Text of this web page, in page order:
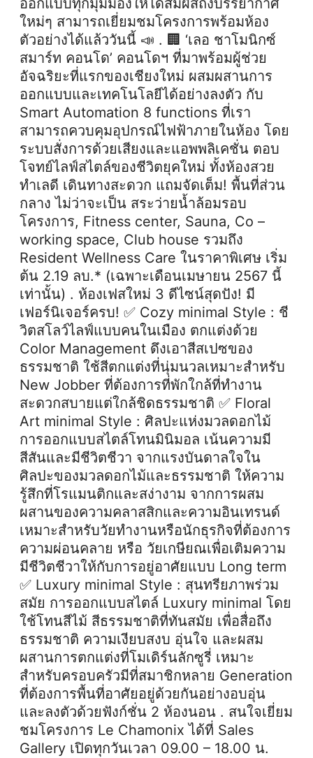
ออกแบบทุกมุมมองให้ได้สัมผัสถึงบรรยากาศ
ใหม่ๆ สามารถเยี่ยมชมโครงการพร้อมห้อง
ตัวอย่างได้แล้ววันนี้ 📣 . 🏢 ‘เลอ ชาโมนิกซ์
สมาร์ท คอนโด’ คอนโดฯ ที่มาพร้อมผู้ช่วย
อัจฉริยะที่แรกของเชียงใหม่ ผสมผสานการ
ออกแบบและเทคโนโลยีได้อย่างลงตัว กับ
Smart Automation 8 functions ที่เรา
สามารถควบคุมอุปกรณ์ไฟฟ้าภายในห้อง โดย
ระบบสั่งการด้วยเสียงและแอพพลิเคชั่น ตอบ
โจทย์ไลฟ์สไตล์ของชีวิตยุคใหม่ ทั้งห้องสวย
ทำเลดี เดินทางสะดวก แถมจัดเต็ม! พื้นที่ส่วน
กลาง ไม่ว่าจะเป็น สระว่ายน้ำล้อมรอบ
โครงการ, Fitness center, Sauna, Co –
working space, Club house รวมถึง
Resident Wellness Care ในราคาพิเศษ เริ่ม
ต้น 2.19 ลบ.* (เฉพาะเดือนเมษายน 2567 นี้
เท่านั้น) . ห้องเฟสใหม่ 3 ดีไซน์สุดปัง! มี
เฟอร์นิเจอร์ครบ! ✅ Cozy minimal Style : ชี
วิตสโลว์ไลฟ์แบบคนในเมือง ตกแต่งด้วย
Color Management ดึงเอาสีสเปซของ
ธรรมชาติ ใช้สีตกแต่งที่นุ่มนวลเหมาะสำหรับ
New Jobber ที่ต้องการที่พักใกล้ที่ทำงาน
สะดวกสบายแต่ใกล้ชิดธรรมชาติ ✅ Floral
Art minimal Style : ศิลปะแห่งมวลดอกไม้
การออกแบบสไตล์โทนมินิมอล เน้นความมี
สีสันและมีชีวิตชีวา จากแรงบันดาลใจใน
ศิลปะของมวลดอกไม้และธรรมชาติ ให้ความ
รู้สึกที่โรแมนติกและสง่างาม จากการผสม
ผสานของความคลาสสิกและความอินเทรนด์
เหมาะสำหรับวัยทำงานหรือนักธุรกิจที่ต้องการ
ความผ่อนคลาย หรือ วัยเกษียณเพื่อเติมความ
มีชีวิตชีวาให้กับการอยู่อาศัยแบบ Long term
✅ Luxury minimal Style : สุนทรียภาพร่วม
สมัย การออกแบบสไตล์ Luxury minimal โดย
ใช้โทนสีไม้ สีธรรมชาติที่ทันสมัย เพื่อสื่อถึง
ธรรมชาติ ความเงียบสงบ อุ่นใจ และผสม
ผสานการตกแต่งที่โมเดิร์นลักซูรี่ เหมาะ
สำหรับครอบครัวมีที่สมาชิกหลาย Generation
ที่ต้องการพื้นที่อาศัยอยู่ด้วยกันอย่างอบอุ่น
และลงตัวด้วยฟังก์ชั่น 2 ห้องนอน . สนใจเยี่ยม
ชมโครงการ Le Chamonix ได้ที่ Sales
Gallery เปิดทุกวันเวลา 09.00 – 18.00 น.